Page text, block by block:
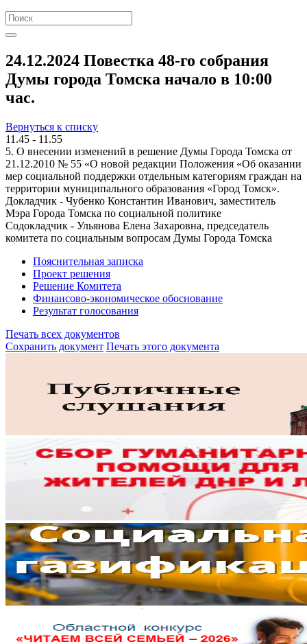
24.12.2024 Повестка 48-го собрания
Думы города Томска начало в 10:00
час.
Вернуться к списку
11.45 - 11.55
5. О внесении изменений в решение Думы Города Томска от
21.12.2010 № 55 «О новой редакции Положения «Об оказании
мер социальной поддержки отдельным категориям граждан на
территории муниципального образования «Город Томск».
Докладчик - Чубенко Константин Иванович, заместитель
Мэра Города Томска по социальной политике
Содокладчик - Ульянова Елена Захаровна, председатель
комитета по социальным вопросам Думы Города Томска
Пояснительная записка
Проект решения
Решение Комитета
Финансово-экономическое обоснование
Результат голосования
Печать всех документов
Сохранить документ Печать этого документа